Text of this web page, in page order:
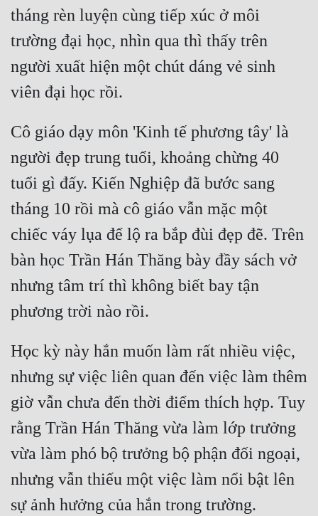
Dã Sử
Dị Giới
Dị Năng
Góc Nhìn Nam
Góc Nhìn Nữ
Huyền Huyễn
Huyền Nghi
Hệ Thống
Khoa Huyễn
Khoa Huyễn Không Gian
Kinh Dị
Kiếm Hiệp
Kỳ Huyễn
Kỳ Ảo
tháng rèn luyện cùng tiếp xúc ở môi
trường đại học, nhìn qua thì thấy trên
người xuất hiện một chút dáng vẻ sinh
Cô giáo dạy môn 'Kinh tế phương tây' là
người đẹp trung tuổi, khoảng chừng 40
tuổi gì đấy. Kiến Nghiệp đã bước sang
tháng 10 rồi mà cô giáo vẫn mặc một
chiếc váy lụa để lộ ra bắp đùi đẹp đẽ. Trên
bàn học Trần Hán Thăng bày đầy sách vở
nhưng tâm trí thì không biết bay tận
Học kỳ này hắn muốn làm rất nhiều việc,
nhưng sự việc liên quan đến việc làm thêm
giờ vẫn chưa đến thời điểm thích hợp. Tuy
rằng Trần Hán Thăng vừa làm lớp trưởng
vừa làm phó bộ trưởng bộ phận đối ngoại,
nhưng vẫn thiếu một việc làm nổi bật lên